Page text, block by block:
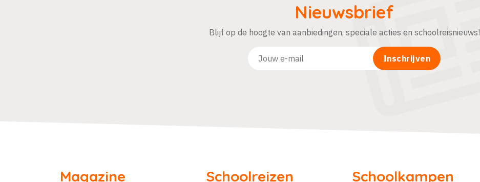
Nieuwsbrief
Blijf op de hoogte van aanbiedingen, speciale acties en schoolreisnieuws!
Magazine Schoolreizen Schoolkampen